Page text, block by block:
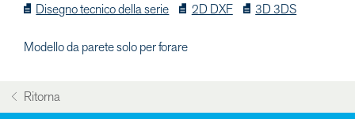
Disegno tecnico della serie
2D DXF 3D 3DS
Modello da parete solo per forare
Ritorna